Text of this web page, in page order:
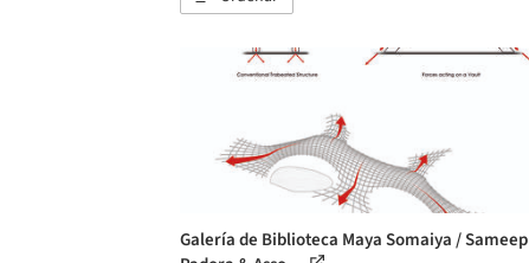
Galería de Biblioteca Maya Somaiya / Sameep